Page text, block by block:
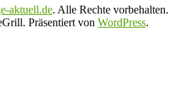
aktuell.de. Alle Rechte vorbehalten.
Präsentiert von WordPress.